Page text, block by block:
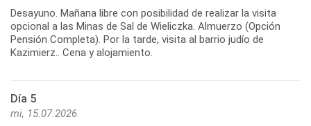
Desayuno. Mañana libre con posibilidad de realizar la visita
opcional a las Minas de Sal de Wieliczka. Almuerzo (Opción
Pensión Completa). Por la tarde, visita al barrio judío de
Kazimierz.. Cena y alojamiento.
Día 5
mi, 15.07.2026